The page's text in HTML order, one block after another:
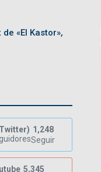
«El Kastor»,
1,248
Seguir
5,345